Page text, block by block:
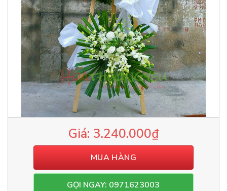
3.240.000₫
MUA HÀNG
GỌI NGAY: 0971623003